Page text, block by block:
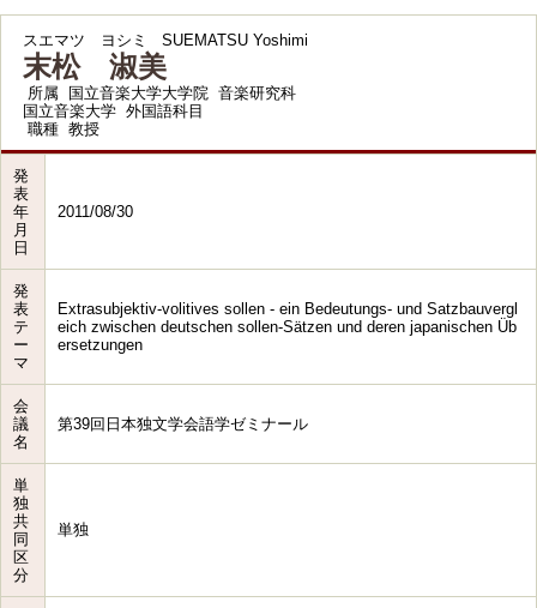
スエマツ ヨシミ SUEMATSU Yoshimi
末松 淑美
所属
国立音楽大学大学院 音楽研究科
国立音楽大学 外国語科目
職種 教授
発
表
年
月
日
2011/08/30
発
表
テ
ー
マ
Extrasubjektiv-volitives sollen - ein Bedeutungs- und Satzbauvergl
eich zwischen deutschen sollen-Sätzen und deren japanischen Üb
ersetzungen
会
議
名
第39回日本独文学会語学ゼミナール
単
独
共
同
区
分
単独